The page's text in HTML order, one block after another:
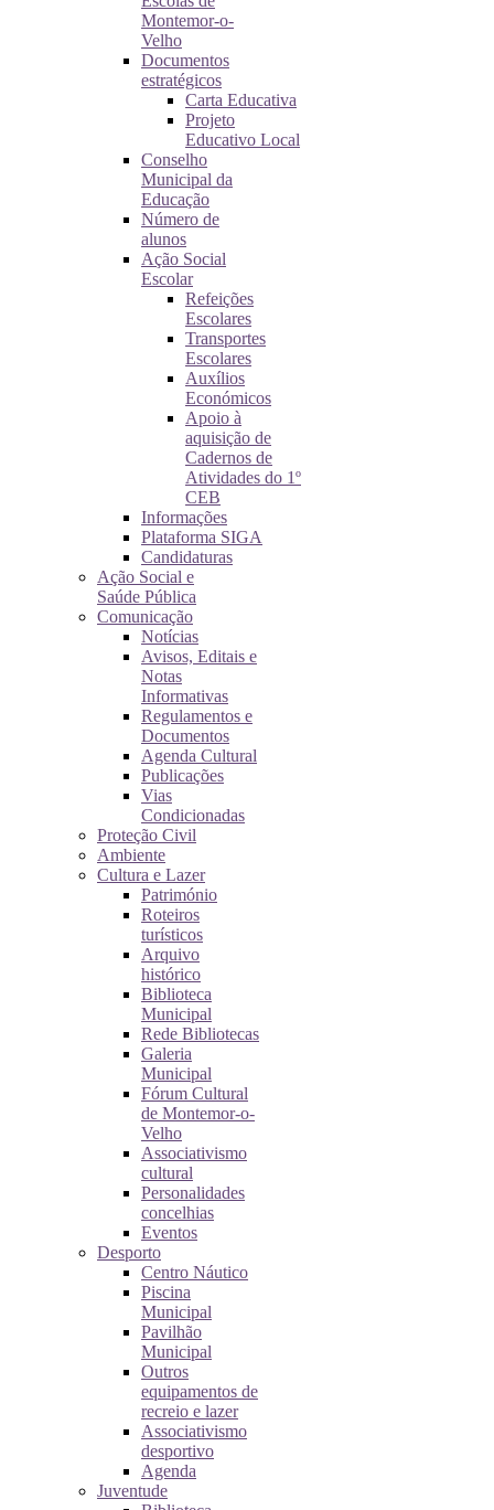
Montemor-o-
Velho
Documentos
estratégicos
Carta Educativa
Projeto
Educativo Local
Conselho
Municipal da
Educação
Número de
alunos
Ação Social
Escolar
Refeições
Escolares
Transportes
Escolares
Auxílios
Económicos
Apoio à
aquisição de
Cadernos de
Atividades do 1º
CEB
Informações
Plataforma SIGA
Candidaturas
Ação Social e
Saúde Pública
Comunicação
Notícias
Avisos, Editais e
Notas
Informativas
Regulamentos e
Documentos
Agenda Cultural
Publicações
Vias
Condicionadas
Proteção Civil
Ambiente
Cultura e Lazer
Património
Roteiros
turísticos
Arquivo
histórico
Biblioteca
Municipal
Rede Bibliotecas
Galeria
Municipal
Fórum Cultural
de Montemor-o-
Velho
Associativismo
cultural
Personalidades
concelhias
Eventos
Desporto
Centro Náutico
Piscina
Municipal
Pavilhão
Municipal
Outros
equipamentos de
recreio e lazer
Associativismo
desportivo
Agenda
Juventude